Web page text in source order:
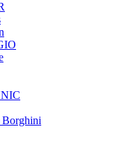
Borghini